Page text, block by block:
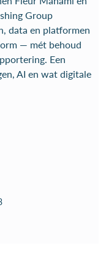
Group
data en platformen
— mét behoud
Een
AI en wat digitale